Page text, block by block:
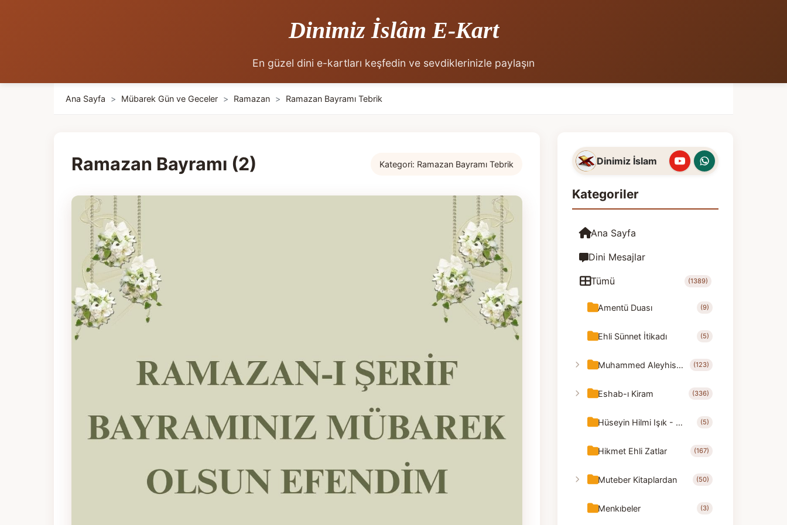
Dinimiz İslâm E-Kart
En güzel dini e-kartları keşfedin ve sevdiklerinizle paylaşın
Ana Sayfa > Mübarek Gün ve Geceler > Ramazan > Ramazan Bayramı Tebrik
Ramazan Bayramı (2) Kategori: Ramazan Bayramı Tebrik Dinimiz İslam
Kategoriler
Ana Sayfa
Dini Mesajlar
Tümü (1389)
Amentü Duası (9)
Ehli Sünnet İtikadı (5)
Muhammed Aleyhisselam (123)
Eshab-ı Kiram (336)
Hüseyin Hilmi Işık - Nasihatler (5)
Hikmet Ehli Zatlar (167)
Muteber Kitaplardan (50)
Menkıbeler (3)